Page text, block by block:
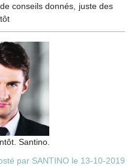
conseils donnés, juste des
Santino.
par SANTINO le 13-10-2019